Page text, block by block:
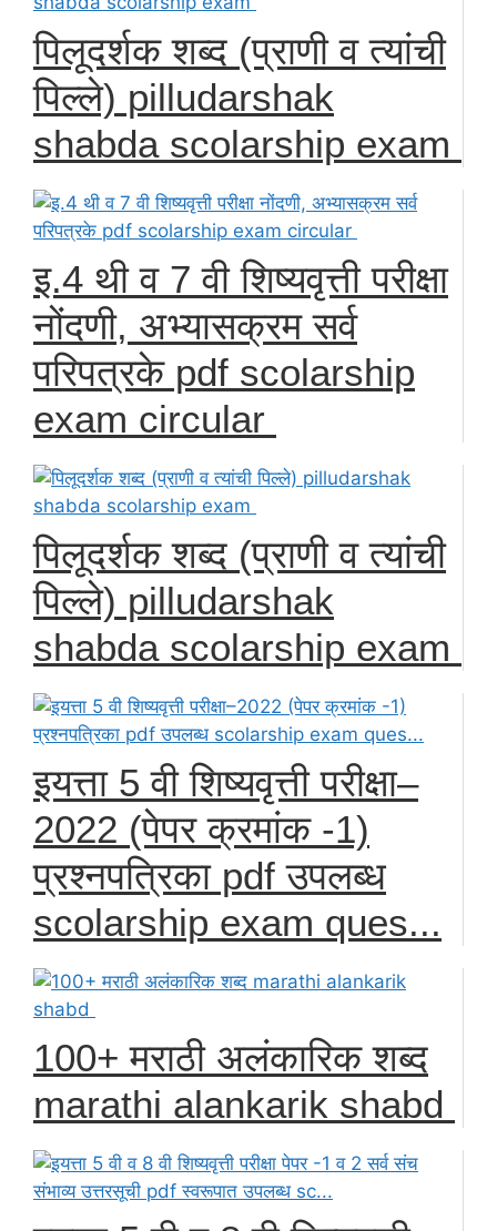
पिलूदर्शक शब्द (प्राणी व त्यांची
पिल्ले) pilludarshak
shabda scolarship exam
इ.4 थी व 7 वी शिष्यवृत्ती परीक्षा
नोंदणी, अभ्यासक्रम सर्व
परिपत्रके pdf scolarship
exam circular
पिलूदर्शक शब्द (प्राणी व त्यांची
पिल्ले) pilludarshak
shabda scolarship exam
इयत्ता 5 वी शिष्यवृत्ती परीक्षा–
2022 (पेपर क्रमांक -1)
प्रश्नपत्रिका pdf उपलब्ध
scolarship exam ques...
100+ मराठी अलंकारिक शब्द
marathi alankarik shabd